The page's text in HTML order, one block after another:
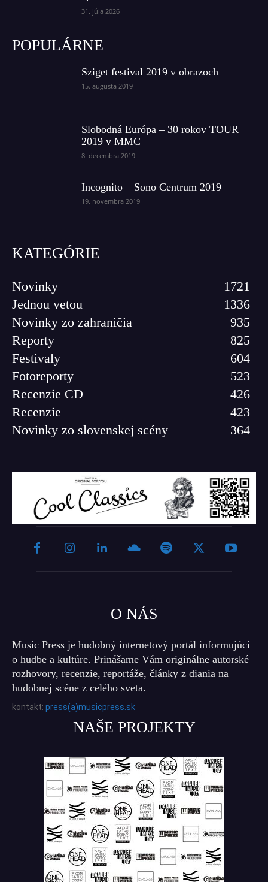
31. júla 2026
POPULÁRNE
Sziget festival 2019 v obrazoch
15. augusta 2019
Slobodná Európa – 30 rokov TOUR
2019 v MMC
8. decembra 2019
Incognito – Sono Centrum 2019
19. novembra 2019
KATEGÓRIE
Novinky
1721
Jednou vetou
1336
Novinky zo zahraničia
935
Reporty
825
Festivaly
604
Fotoreporty
523
Recenzie CD
426
Recenzie
423
Novinky zo slovenskej scény
364
O NÁS
Music Press je hudobný internetový portál informujúci
o hudbe a kultúre. Prinášame Vám originálne autorské
rozhovory, recenzie, reportáže, články z diania na
hudobnej scéne z celého sveta.
kontakt: press(a)musicpress.sk
NAŠE PROJEKTY